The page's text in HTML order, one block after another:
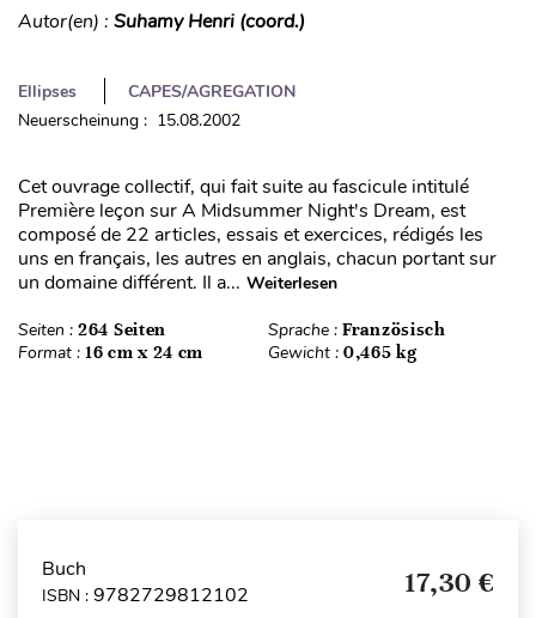
Autor(en) : Suhamy Henri (coord.)
Ellipses
CAPES/AGREGATION
Neuerscheinung : 15.08.2002
Cet ouvrage collectif, qui fait suite au fascicule intitulé
Première leçon sur A Midsummer Night's Dream, est
composé de 22 articles, essais et exercices, rédigés les
uns en français, les autres en anglais, chacun portant sur
un domaine différent. Il a... Weiterlesen
Seiten : 264 Seiten Sprache : Französisch
Format : 16 cm x 24 cm Gewicht : 0,465 kg
Buch
ISBN : 9782729812102 17,30 €